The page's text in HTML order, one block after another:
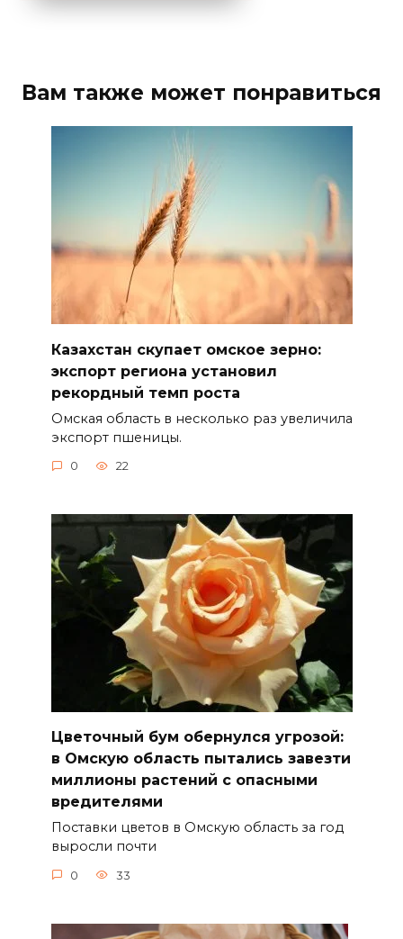
Вам также может понравиться
Казахстан скупает омское зерно:
экспорт региона установил
рекордный темп роста
Омская область в несколько раз увеличила
экспорт пшеницы.
0 22
Цветочный бум обернулся угрозой:
в Омскую область пытались завезти
миллионы растений с опасными
вредителями
Поставки цветов в Омскую область за год
выросли почти
0 33